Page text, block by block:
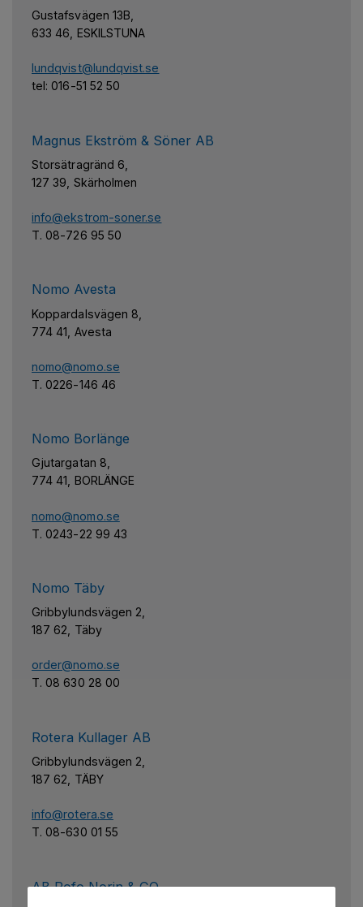
Gustafsvägen 13B,
633 46, ESKILSTUNA
lundqvist@lundqvist.se
tel: 016-51 52 50
Magnus Ekström & Söner AB
Storsätragränd 6,
127 39, Skärholmen
info@ekstrom-soner.se
T. 08-726 95 50
Nomo Avesta
Koppardalsvägen 8,
774 41, Avesta
nomo@nomo.se
T. 0226-146 46
Nomo Borlänge
Gjutargatan 8,
774 41, BORLÄNGE
nomo@nomo.se
T. 0243-22 99 43
Nomo Täby
Gribbylundsvägen 2,
187 62, Täby
order@nomo.se
T. 08 630 28 00
Rotera Kullager AB
Gribbylundsvägen 2,
187 62, TÄBY
info@rotera.se
T. 08-630 01 55
AB Rofo Norin & CO